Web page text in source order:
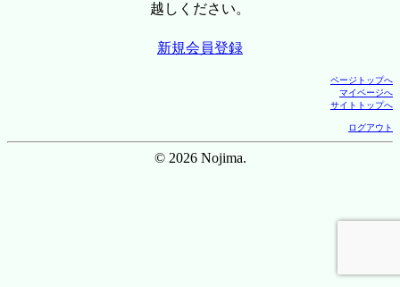
越しください。
新規会員登録
ページトップへ
マイページへ
サイトトップへ
ログアウト
© 2026 Nojima.